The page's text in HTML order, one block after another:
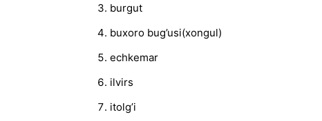
burgut
buxoro bug’usi(xongul)
echkemar
ilvirs
itolg’i